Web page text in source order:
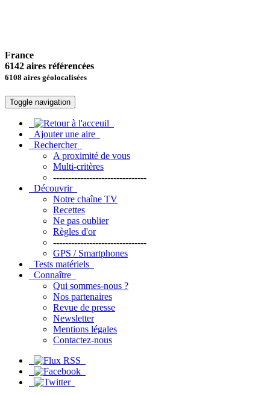
France
6142 aires référencées
6108 aires géolocalisées
Toggle navigation
Ajouter une aire
Rechercher
A proximité de vous
Multi-critères
-------------------------------
Découvrir
Notre chaîne TV
Recettes
Ne pas oublier
Règles d'or
-------------------------------
GPS / Smartphones
Tests matériels
Connaître
Qui sommes-nous ?
Nos partenaires
Revue de presse
Newsletter
Mentions légales
Contactez-nous